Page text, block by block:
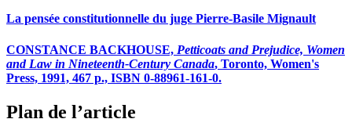
La pensée constitutionnelle du juge Pierre-Basile Mignault
CONSTANCE BACKHOUSE, Petticoats and Prejudice, Women
and Law in Nineteenth-Century Canada, Toronto, Women's
Press, 1991, 467 p., ISBN 0-88961-161-0.
Plan de l’article